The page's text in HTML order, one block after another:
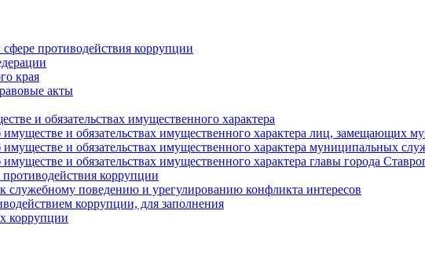
противодействия коррупции
края
акты
и обязательствах имущественного характера
имуществе и обязательствах имущественного характера лиц,
имуществе и обязательствах имущественного характера муниципальных
и обязательствах имущественного характера главы города
коррупции
служебному поведению и урегулированию конфликта интересов
коррупции, для заполнения
коррупции